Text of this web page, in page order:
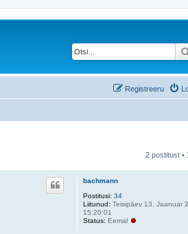
Registreeru
2 postitust •
bachmann
Postitusi: 34
Liitunud: Teisipäev 13. Jaanuar
15:20:01
Status: Eemal